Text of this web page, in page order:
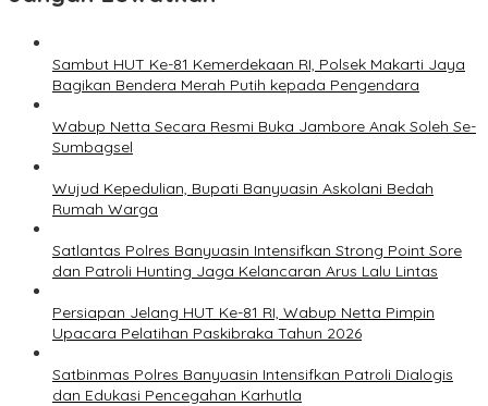
Sambut HUT Ke-81 Kemerdekaan RI, Polsek Makarti Jaya
Bagikan Bendera Merah Putih kepada Pengendara
Wabup Netta Secara Resmi Buka Jambore Anak Soleh Se-
Sumbagsel
Wujud Kepedulian, Bupati Banyuasin Askolani Bedah
Rumah Warga
Satlantas Polres Banyuasin Intensifkan Strong Point Sore
dan Patroli Hunting Jaga Kelancaran Arus Lalu Lintas
Persiapan Jelang HUT Ke-81 RI, Wabup Netta Pimpin
Upacara Pelatihan Paskibraka Tahun 2026
Satbinmas Polres Banyuasin Intensifkan Patroli Dialogis
dan Edukasi Pencegahan Karhutla